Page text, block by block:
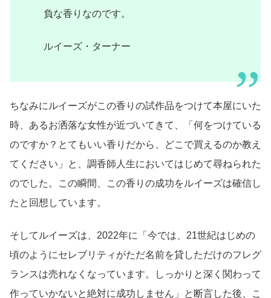
負な香りなのです。
ルイーズ・ターナー
ちなみにルイーズがこの香りの試作品をつけて本屋にいた
時、あるお洒落な女性が近づいてきて、「何をつけている
のですか？とてもいい香りだから、どこで買えるのか教え
てください」と、調香師人生においてはじめて尋ねられた
のでした。この瞬間、この香りの成功をルイーズは確信し
たと回想しています。
そしてルイーズは、2022年に「今では、21世紀はじめの
頃のようにセレブリティがただ名前を貸しただけのフレグ
ランスは売れなくなっています。しっかりと深く関わって
作っていかないと絶対に成功しません」と断言した後、こ